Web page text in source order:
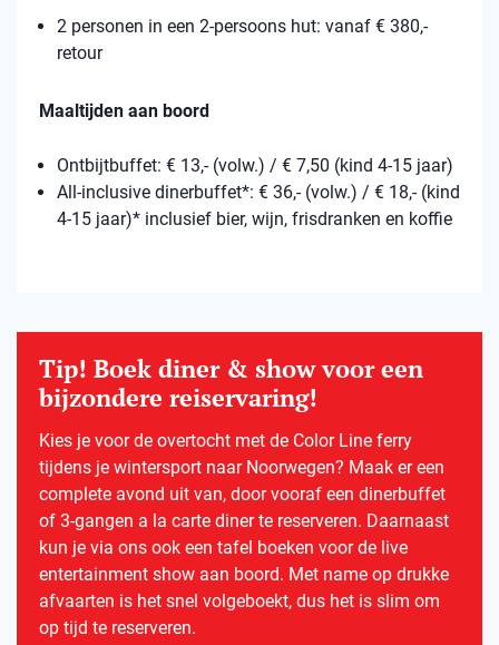
2 personen in een 2-persoons hut: vanaf € 380,-
retour
Maaltijden aan boord
Ontbijtbuffet: € 13,- (volw.) / € 7,50 (kind 4-15 jaar)
All-inclusive dinerbuffet*: € 36,- (volw.) / € 18,- (kind
4-15 jaar)* inclusief bier, wijn, frisdranken en koffie
Tip! Boek diner & show voor een
bijzondere reiservaring!
Kies je voor de overtocht met de Color Line ferry
tijdens je wintersport naar Noorwegen? Maak er een
complete avond uit van, door vooraf een dinerbuffet
of 3-gangen a la carte diner te reserveren. Daarnaast
kun je via ons ook een tafel boeken voor de live
entertainment show aan boord. Met name op drukke
afvaarten is het snel volgeboekt, dus het is slim om
op tijd te reserveren.